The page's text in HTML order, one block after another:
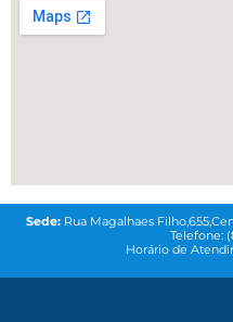
Sede: Rua Magalhaes
Telefone:
Horário de